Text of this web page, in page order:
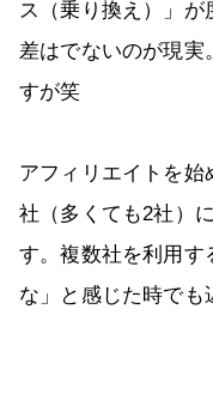
ス（乗り換え）」
差はでないのが現実
すが笑
アフィリエイトを始
社（多くても2社）
す。複数社を利用す
な」と感じた時でも